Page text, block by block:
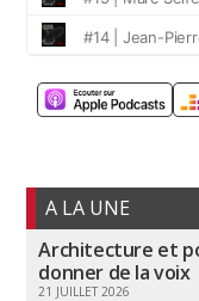
A LA UNE
Architecture et
donner de la voix
21 JUILLET 2026